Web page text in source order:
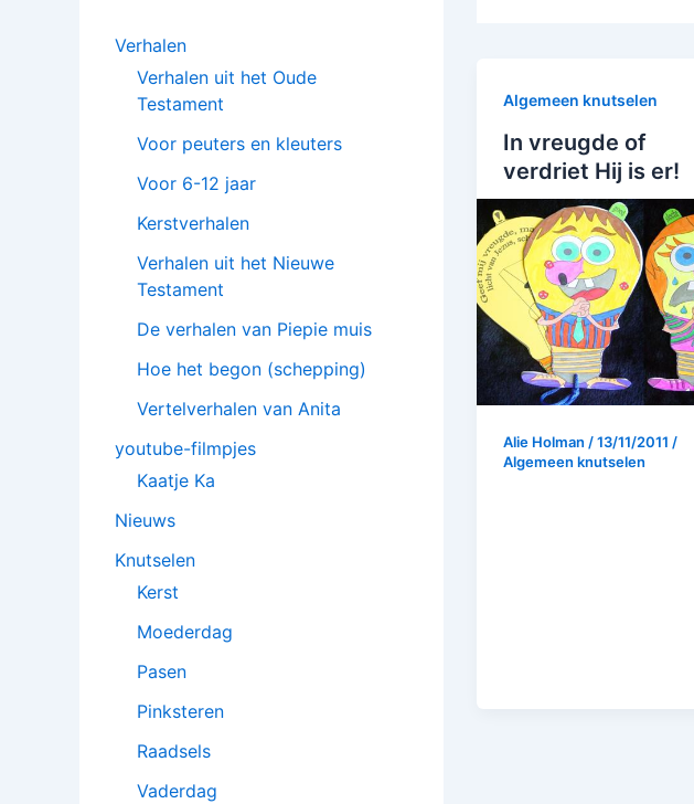
Verhalen
Verhalen uit het Oude
Testament
Voor peuters en kleuters
Voor 6-12 jaar
Kerstverhalen
Verhalen uit het Nieuwe
Testament
De verhalen van Piepie muis
Hoe het begon (schepping)
Vertelverhalen van Anita
youtube-filmpjes
Kaatje Ka
Nieuws
Knutselen
Kerst
Moederdag
Pasen
Pinksteren
Raadsels
Vaderdag
Algemeen knutselen
In vreugde of
verdriet Hij is er!
Alie Holman /13/11/2011 /
Algemeen knutselen